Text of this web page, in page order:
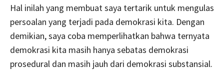
Hal inilah yang membuat saya tertarik untuk mengulas
persoalan yang terjadi pada demokrasi kita. Dengan
demikian, saya coba memperlihatkan bahwa ternyata
demokrasi kita masih hanya sebatas demokrasi
prosedural dan masih jauh dari demokrasi substansial.